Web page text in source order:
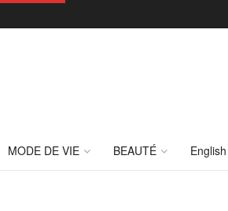
MODE DE VIE BEAUTÉ